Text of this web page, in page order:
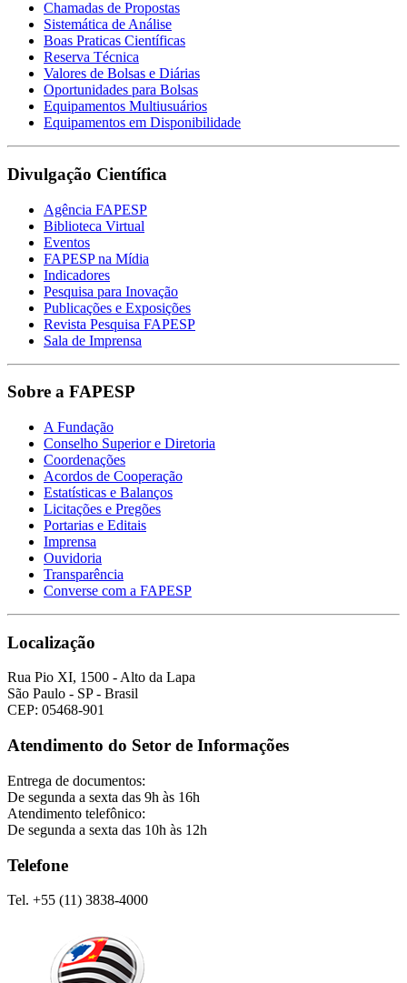
Chamadas de Propostas
Sistemática de Análise
Boas Praticas Científicas
Reserva Técnica
Valores de Bolsas e Diárias
Oportunidades para Bolsas
Equipamentos Multiusuários
Equipamentos em Disponibilidade
Divulgação Científica
Agência FAPESP
Biblioteca Virtual
Eventos
FAPESP na Mídia
Indicadores
Pesquisa para Inovação
Publicações e Exposições
Revista Pesquisa FAPESP
Sala de Imprensa
Sobre a FAPESP
A Fundação
Conselho Superior e Diretoria
Coordenações
Acordos de Cooperação
Estatísticas e Balanços
Licitações e Pregões
Portarias e Editais
Imprensa
Ouvidoria
Transparência
Converse com a FAPESP
Localização
Rua Pio XI, 1500 - Alto da Lapa
São Paulo - SP - Brasil
CEP: 05468-901
Atendimento do Setor de Informações
Entrega de documentos:
De segunda a sexta das 9h às 16h
Atendimento telefônico:
De segunda a sexta das 10h às 12h
Telefone
Tel. +55 (11) 3838-4000